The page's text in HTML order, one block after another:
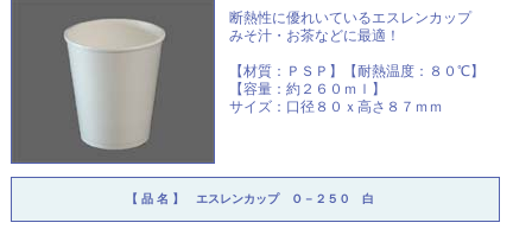
断熱性に優れいているエスレンカップ
みそ汁・お茶などに最適！
【材質：ＰＳＰ】【耐熱温度：８０℃】
【容量：約２６０ｍｌ】
サイズ：口径８０ｘ高さ８７ｍｍ
【 品 名 】 エスレンカップ Ｏ－２５０ 白